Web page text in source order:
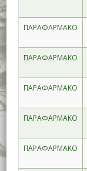
ΠΑΡΑΦΑΡΜΑΚΟ
ΠΑΡΑΦΑΡΜΑΚΟ
ΠΑΡΑΦΑΡΜΑΚΟ
ΠΑΡΑΦΑΡΜΑΚΟ
ΠΑΡΑΦΑΡΜΑΚΟ